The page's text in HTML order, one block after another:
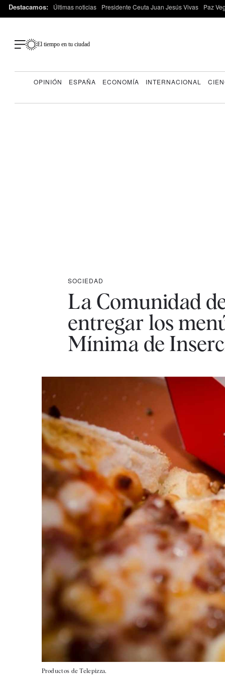
Destacamos: Últimas noticias Presidente Ceuta Juan Jesús Vivas Paz
El tiempo en tu ciudad
OPINIÓN ESPAÑA ECONOMÍA INTERNACIONAL
SOCIEDAD
La Comunidad
entregar los
Mínima de
Productos de Telepizza.